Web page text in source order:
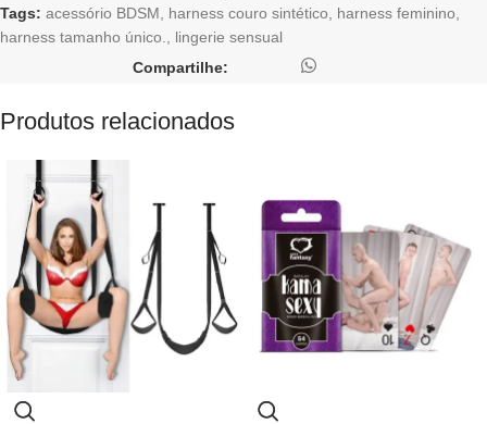
Tags: acessório BDSM, harness couro sintético, harness feminino,
harness tamanho único., lingerie sensual
Compartilhe:
Produtos relacionados